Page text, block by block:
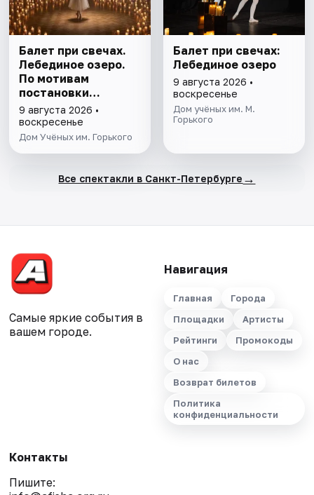
Балет при свечах.
Лебединое озеро.
По мотивам
постановки
Мариуса Петипа
9 августа 2026 •
воскресенье
Дом Учёных им. Горького
Балет при свечах:
Лебединое озеро
9 августа 2026 •
воскресенье
Дом учёных им. М.
Горького
Все спектакли в Санкт-Петербурге →
Самые яркие события в
вашем городе.
Навигация
Главная
Города
Площадки
Артисты
Рейтинги
Промокоды
О нас
Возврат билетов
Политика
конфиденциальности
Контакты
Пишите: